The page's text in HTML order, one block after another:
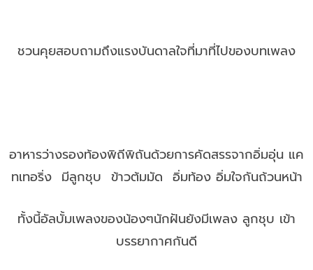
ชวนคุยสอบถามถึงแรงบันดาลใจที่มาที่ไปของบทเพลง
อาหารว่างรองท้องพิถีพิถันด้วยการคัดสรรจากอิ่มอุ่น แค
ทเทอริ่ง มีลูกชุบ ข้าวต้มมัด อิ่มท้อง อิ่มใจกันถ้วนหน้า
ทั้งนี้อัลบั้มเพลงของน้องๆนักฝันยังมีเพลง ลูกชุบ เข้า
บรรยากาศกันดี